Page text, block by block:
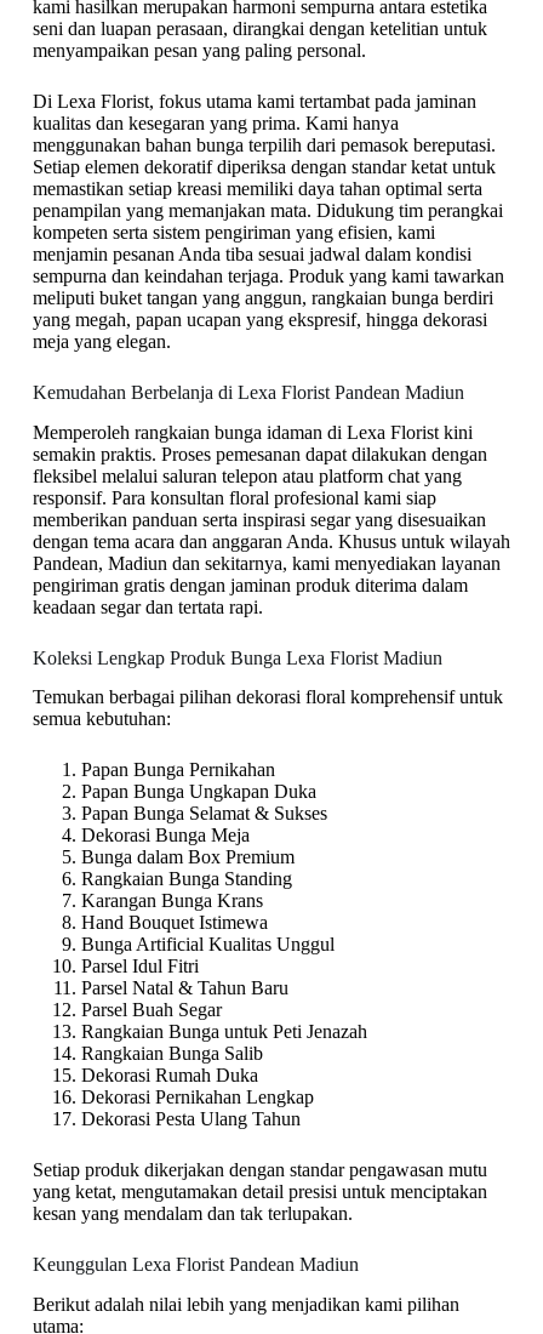
kami hasilkan merupakan harmoni sempurna antara estetika
seni dan luapan perasaan, dirangkai dengan ketelitian untuk
menyampaikan pesan yang paling personal.
Di Lexa Florist, fokus utama kami tertambat pada jaminan
kualitas dan kesegaran yang prima. Kami hanya
menggunakan bahan bunga terpilih dari pemasok bereputasi.
Setiap elemen dekoratif diperiksa dengan standar ketat untuk
memastikan setiap kreasi memiliki daya tahan optimal serta
penampilan yang memanjakan mata. Didukung tim perangkai
kompeten serta sistem pengiriman yang efisien, kami
menjamin pesanan Anda tiba sesuai jadwal dalam kondisi
sempurna dan keindahan terjaga. Produk yang kami tawarkan
meliputi buket tangan yang anggun, rangkaian bunga berdiri
yang megah, papan ucapan yang ekspresif, hingga dekorasi
meja yang elegan.
Kemudahan Berbelanja di Lexa Florist Pandean Madiun
Memperoleh rangkaian bunga idaman di Lexa Florist kini
semakin praktis. Proses pemesanan dapat dilakukan dengan
fleksibel melalui saluran telepon atau platform chat yang
responsif. Para konsultan floral profesional kami siap
memberikan panduan serta inspirasi segar yang disesuaikan
dengan tema acara dan anggaran Anda. Khusus untuk wilayah
Pandean, Madiun dan sekitarnya, kami menyediakan layanan
pengiriman gratis dengan jaminan produk diterima dalam
keadaan segar dan tertata rapi.
Koleksi Lengkap Produk Bunga Lexa Florist Madiun
Temukan berbagai pilihan dekorasi floral komprehensif untuk
semua kebutuhan:
Papan Bunga Pernikahan
Papan Bunga Ungkapan Duka
Papan Bunga Selamat & Sukses
Dekorasi Bunga Meja
Bunga dalam Box Premium
Rangkaian Bunga Standing
Karangan Bunga Krans
Hand Bouquet Istimewa
Bunga Artificial Kualitas Unggul
Parsel Idul Fitri
Parsel Natal & Tahun Baru
Parsel Buah Segar
Rangkaian Bunga untuk Peti Jenazah
Rangkaian Bunga Salib
Dekorasi Rumah Duka
Dekorasi Pernikahan Lengkap
Dekorasi Pesta Ulang Tahun
Setiap produk dikerjakan dengan standar pengawasan mutu
yang ketat, mengutamakan detail presisi untuk menciptakan
kesan yang mendalam dan tak terlupakan.
Keunggulan Lexa Florist Pandean Madiun
Berikut adalah nilai lebih yang menjadikan kami pilihan
utama: